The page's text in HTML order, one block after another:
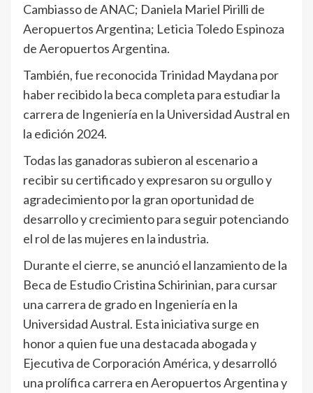
Cambiasso de ANAC; Daniela Mariel Pirilli de
Aeropuertos Argentina; Leticia Toledo Espinoza
de Aeropuertos Argentina.
También, fue reconocida Trinidad Maydana por
haber recibido la beca completa para estudiar la
carrera de Ingeniería en la Universidad Austral en
la edición 2024.
Todas las ganadoras subieron al escenario a
recibir su certificado y expresaron su orgullo y
agradecimiento por la gran oportunidad de
desarrollo y crecimiento para seguir potenciando
el rol de las mujeres en la industria.
Durante el cierre, se anunció el lanzamiento de la
Beca de Estudio Cristina Schirinian, para cursar
una carrera de grado en Ingeniería en la
Universidad Austral. Esta iniciativa surge en
honor a quien fue una destacada abogada y
Ejecutiva de Corporación América, y desarrolló
una prolífica carrera en Aeropuertos Argentina y